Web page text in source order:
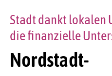
Nordstadt-
Stadt dankt lokalen
die finanzielle